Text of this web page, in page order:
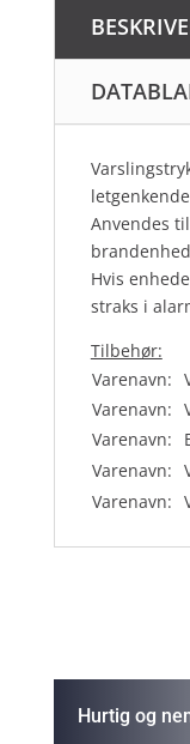
Anvendes
Hvis
straks i
Tilbehør:
Varenavn:
Varenavn:
Varenavn:
Varenavn:
Varenavn:
Hurtig og